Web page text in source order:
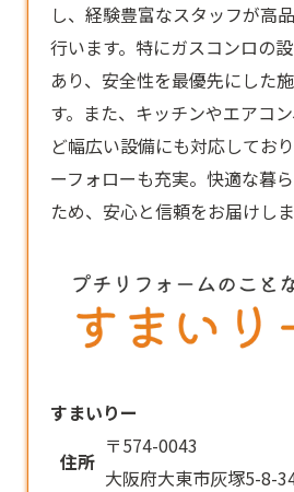
し、経験豊富なスタッフが高
行います。特にガスコンロの
あり、安全性を最優先にした
す。また、キッチンやエアコ
ど幅広い設備にも対応してお
ーフォローも充実。快適な暮
ため、安心と信頼をお届けしま
すまいりー
住所
〒574-0043
大阪府大東市灰塚5-8-